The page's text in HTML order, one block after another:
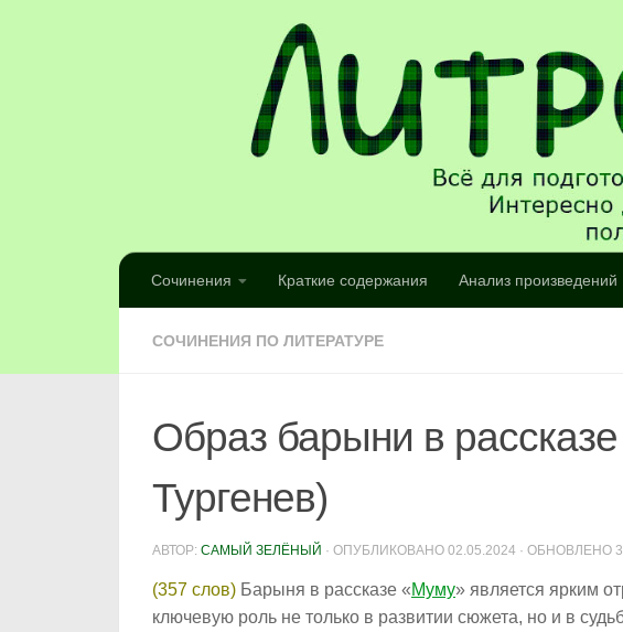
Сочинения Краткие содержания Анализ произведений
СОЧИНЕНИЯ ПО ЛИТЕРАТУРЕ
Образ барыни в
Тургенев)
АВТОР: САМЫЙ ЗЕЛЁНЫЙ · ОПУБЛИКОВАНО 02.05.2024 · ОБНОВЛЕНО
(357 слов) Барыня в рассказе «Муму» является ярким
ключевую роль не только в развитии сюжета, но и в